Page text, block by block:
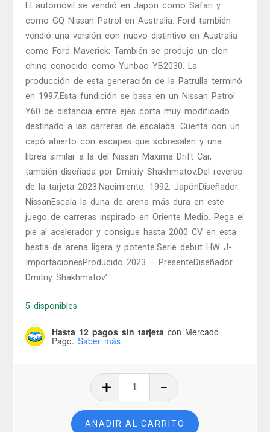
El automóvil se vendió en Japón como Safari y
como GQ Nissan Patrol en Australia. Ford también
vendió una versión con nuevo distintivo en Australia
como Ford Maverick; También se produjo un clon
chino conocido como Yunbao YB2030. La
producción de esta generación de la Patrulla terminó
en 1997.Esta fundición se basa en un Nissan Patrol
Y60 de distancia entre ejes corta muy modificado
destinado a las carreras de escalada. Cuenta con un
capó abierto con escapes que sobresalen y una
librea similar a la del Nissan Maxima Drift Car,
también diseñada por Dmitriy Shakhmatov.Del reverso
de la tarjeta 2023:Nacimiento: 1992, JapónDiseñador:
NissanEscala la duna de arena más dura en este
juego de carreras inspirado en Oriente Medio. Pega el
pie al acelerador y consigue hasta 2000 CV en esta
bestia de arena ligera y potente.Serie debut HW J-
ImportacionesProducido 2023 – PresenteDiseñador
Dmitriy Shakhmatov’
5 disponibles
Hasta 12 pagos sin tarjeta con Mercado
Pago. Saber más
Custom
-
AÑADIR AL CARRITO